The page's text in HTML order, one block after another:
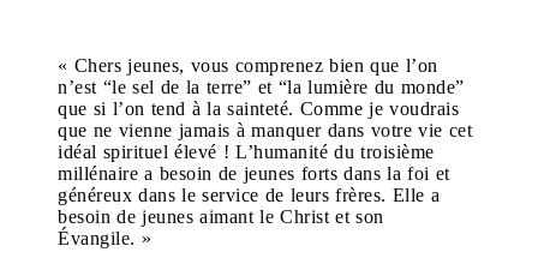
« Chers jeunes, vous comprenez bien que l’on
n’est “le sel de la terre” et “la lumière du monde”
que si l’on tend à la sainteté. Comme je voudrais
que ne vienne jamais à manquer dans votre vie cet
idéal spirituel élevé ! L’humanité du troisième
millénaire a besoin de jeunes forts dans la foi et
généreux dans le service de leurs frères. Elle a
besoin de jeunes aimant le Christ et son
Évangile. »